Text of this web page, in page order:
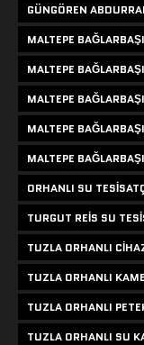
GÜNGÖREN
MALTEPE
MALTEPE
MALTEPE
MALTEPE
MALTEPE
ORHANLI SU
TURGUT REIS SU
TUZLA ORHANLI
TUZLA ORHANLI
TUZLA ORHANLI
TUZLA ORHANLI SU